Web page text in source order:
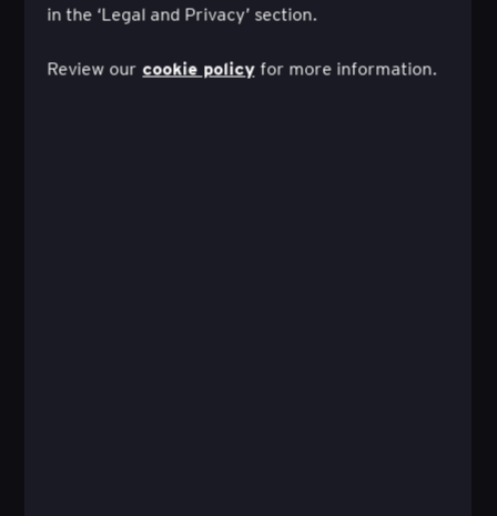
in the ‘Legal and Privacy’ section.
Review our cookie policy for more information.